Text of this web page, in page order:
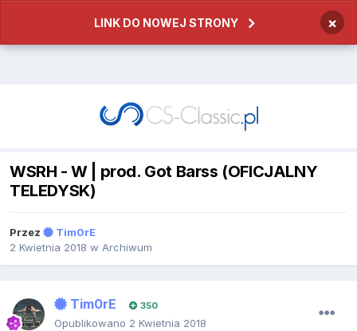
LINK DO NOWEJ STRONY ×
WSRH - W | prod. Got Barss (OFICJALNY
TELEDYSK)
Przez
Tim0rE
2 Kwietnia 2018 w Archiwum
Tim0rE 350
Opublikowano 2 Kwietnia 2018